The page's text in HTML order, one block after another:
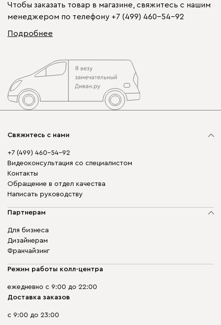
Чтобы заказать товар в магазине, свяжитесь с нашим
менеджером по телефону +7 (499) 460-54-92
Подробнее
Свяжитесь с нами
+7 (499) 460-54-92
Видеоконсультация со специалистом
Контакты
Обращение в отдел качества
Написать руководству
Партнерам
Для бизнеса
Дизайнерам
Франчайзинг
Режим работы колл-центра
ежедневно с 9:00 до 22:00
Доставка заказов
с 9:00 до 23:00